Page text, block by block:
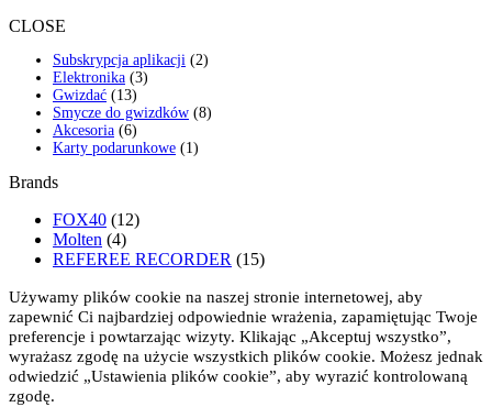
CLOSE
Subskrypcja aplikacji 22
Elektronika 33
Gwizdać 1313
produktów
Smycze do gwizdków 88
Akcesoria 66
produktów
Karty podarunkowe 11
Brands
FOX40 (12)
Molten (4)
REFEREE RECORDER (15)
Używamy plików cookie na naszej stronie internetowej, aby
zapewnić Ci najbardziej odpowiednie wrażenia, zapamiętując Twoje
preferencje i powtarzając wizyty. Klikając „Akceptuj wszystko”,
wyrażasz zgodę na użycie wszystkich plików cookie. Możesz jednak
odwiedzić „Ustawienia plików cookie”, aby wyrazić kontrolowaną
zgodę.